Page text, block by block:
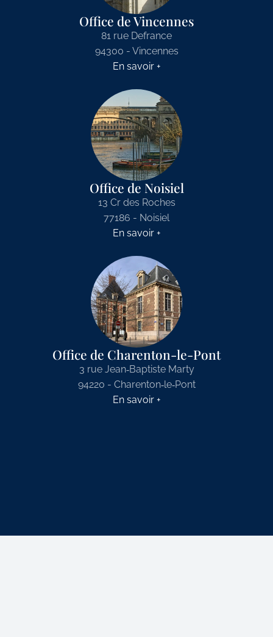
Office de Vincennes
81 rue Defrance
94300 - Vincennes
En savoir +
Office de Noisiel
13 Cr des Roches
77186 - Noisiel
En savoir +
Office de Charenton-le-Pont
3 rue Jean‑Baptiste Marty
94220 - Charenton‑le‑Pont
En savoir +